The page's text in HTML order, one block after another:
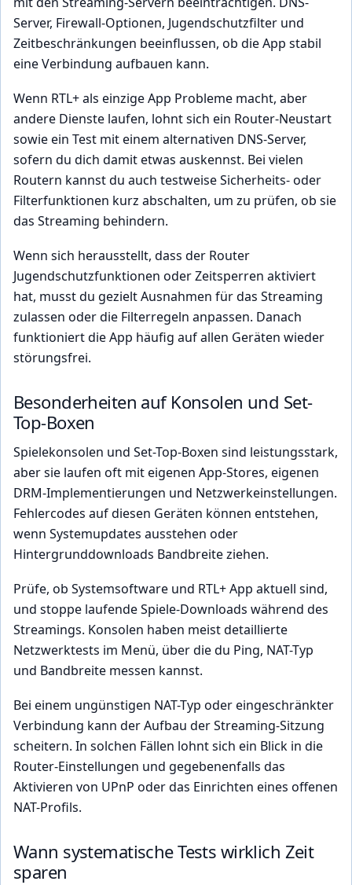
Server, Firewall-Optionen, Jugendschutzfilter und
Zeitbeschränkungen beeinflussen, ob die App stabil
eine Verbindung aufbauen kann.
Wenn RTL+ als einzige App Probleme macht, aber
andere Dienste laufen, lohnt sich ein Router-Neustart
sowie ein Test mit einem alternativen DNS-Server,
sofern du dich damit etwas auskennst. Bei vielen
Routern kannst du auch testweise Sicherheits- oder
Filterfunktionen kurz abschalten, um zu prüfen, ob sie
das Streaming behindern.
Wenn sich herausstellt, dass der Router
Jugendschutzfunktionen oder Zeitsperren aktiviert
hat, musst du gezielt Ausnahmen für das Streaming
zulassen oder die Filterregeln anpassen. Danach
funktioniert die App häufig auf allen Geräten wieder
störungsfrei.
Besonderheiten auf Konsolen und Set-
Top-Boxen
Spielekonsolen und Set-Top-Boxen sind leistungsstark,
aber sie laufen oft mit eigenen App-Stores, eigenen
DRM-Implementierungen und Netzwerkeinstellungen.
Fehlercodes auf diesen Geräten können entstehen,
wenn Systemupdates ausstehen oder
Hintergrunddownloads Bandbreite ziehen.
Prüfe, ob Systemsoftware und RTL+ App aktuell sind,
und stoppe laufende Spiele-Downloads während des
Streamings. Konsolen haben meist detaillierte
Netzwerktests im Menü, über die du Ping, NAT-Typ
und Bandbreite messen kannst.
Bei einem ungünstigen NAT-Typ oder eingeschränkter
Verbindung kann der Aufbau der Streaming-Sitzung
scheitern. In solchen Fällen lohnt sich ein Blick in die
Router-Einstellungen und gegebenenfalls das
Aktivieren von UPnP oder das Einrichten eines offenen
NAT-Profils.
Wann systematische Tests wirklich Zeit
sparen